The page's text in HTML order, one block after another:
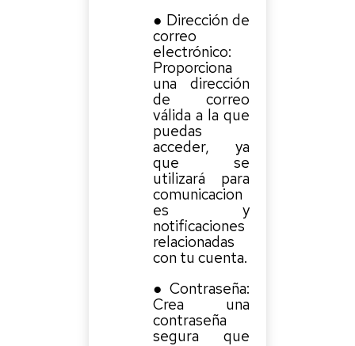
● Dirección de
correo
electrónico:
Proporciona
una dirección
de correo
válida a la que
puedas
acceder, ya
que se
utilizará para
comunicacion
es y
notificaciones
relacionadas
con tu cuenta.
● Contraseña:
Crea una
contraseña
segura que